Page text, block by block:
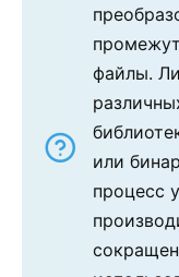
файлы.
или
процесс